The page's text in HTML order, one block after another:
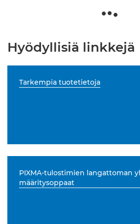
Hyödyllisiä linkkejä
Tarkempia tuotetietoja
PIXMA-tulostimien langattoman
määritysoppaat